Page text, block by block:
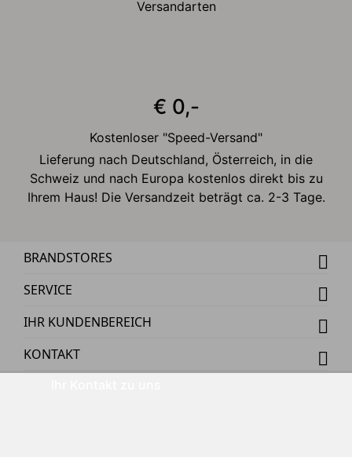
Versandarten
€ 0,-
Kostenloser "Speed-Versand"
Lieferung nach Deutschland, Österreich, in die
Schweiz und nach Europa kostenlos direkt bis zu
Ihrem Haus! Die Versandzeit beträgt ca. 2-3 Tage.
BRANDSTORES
SERVICE
IHR KUNDENBEREICH
KONTAKT